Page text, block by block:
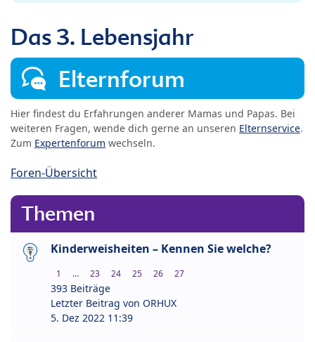
Das 3. Lebensjahr
Elternforum
Hier findest du Erfahrungen anderer Mamas und Papas. Bei
weiteren Fragen, wende dich gerne an unseren Elternservice.
Zum Expertenforum wechseln.
Foren-Übersicht
Themen
Kinderweisheiten – Kennen Sie welche?
1 … 23 24 25 26 27
393 Beiträge
Letzter Beitrag von ORHUX
5. Dez 2022 11:39